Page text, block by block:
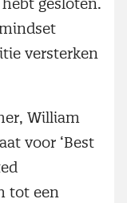
gesloten.
versterken
William
voor ‘Best
tot een